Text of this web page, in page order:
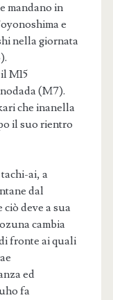
mandano in
e
nella giornata
M15
(M7).
che inanella
il suo rientro
ai, a
dal
deve a sua
cambia
fronte ai quali
ed
fa